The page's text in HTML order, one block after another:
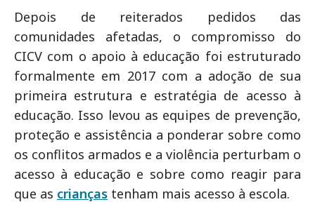
Depois de reiterados pedidos das
comunidades afetadas, o compromisso do
CICV com o apoio à educação foi estruturado
formalmente em 2017 com a adoção de sua
primeira estrutura e estratégia de acesso à
educação. Isso levou as equipes de prevenção,
proteção e assistência a ponderar sobre como
os conflitos armados e a violência perturbam o
acesso à educação e sobre como reagir para
que as crianças tenham mais acesso à escola.